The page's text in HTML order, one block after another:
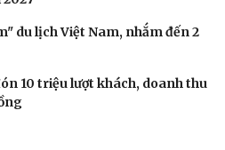
Đảo
2026 sẽ khai mạc tại Quảng
rộng không gian hợp tác Việt
Cô được công nhận di tích